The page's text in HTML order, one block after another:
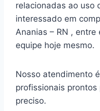
relacionadas ao uso
interessado em
Ananias – RN ,
equipe hoje mesmo.
Nosso atendimento
profissionais
preciso.